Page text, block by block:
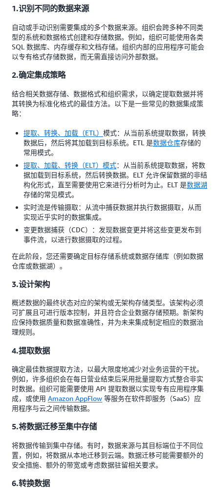
1.识别不同的数据来源
自动或手动识别需要集成的多个数据来源。组织会跨多种不同类
型的系统和数据格式创建和存储数据。例如，组织可能使用各类
SQL 数据库、内存缓存和文档存储。组织内部的应用程序可能会
以专有格式存储数据，而无需直接访问外部数据。
2.确定集成策略
结合相关数据存储、数据格式和组织需求，以确定提取数据并将
其转换为标准化格式的最佳方法。以下是一些常见的数据集成策
略：
提取、转换、加载（ETL） 模式：从当前系统提取数据，转换
数据后，然后将其加载到目标系统。ETL 是数据仓库存储的
常用模式。
提取、加载、转换（ELT）模式：从当前系统提取数据，将数
据加载到目标系统，然后转换数据。ELT 允许保留数据的非结
构化形式，直至需要使用它来进行分析时为止。ELT 是数据湖
存储的常见模式。
实时流是传输摄取：从流中捕获数据并执行数据摄取，从而
实现近乎实时的数据集成。
变更数据捕获（CDC）：发现数据变更并将这些变更发布到
事件流，以进行数据摄取的过程。
在此阶段，您还需要确定目标存储系统或数据存储库（例如数据
仓库或数据湖）。
3.设计架构
概述数据的最终状态对应的架构或无架构存储类型。该架构必须
可扩展且可进行版本控制，并且符合企业数据存储预期。新架构
应保持数据质量和数据准确性，并为未来集成制定相应的数据治
理规则。
4.提取数据
确定最佳数据提取方法，以最大限度地减少对业务运营的干扰。
例如，许多组织会在每日营业结束后采用批量提取方式整合非实
时数据。组织可能需要使用 API 提取数据以实现专有应用程序集
成，或使用 Amazon AppFlow 等服务在软件即服务（SaaS）应
用程序与云之间传输数据。
5.将数据迁移至集中存储
将数据传输到集中存储。有时，数据来源与其目标端位于不同位
置，例如，将数据从本地迁移到云端。数据迁移可能需要额外的
安全措施、额外的带宽或考虑数据驻留相关要求。
6.转换数据